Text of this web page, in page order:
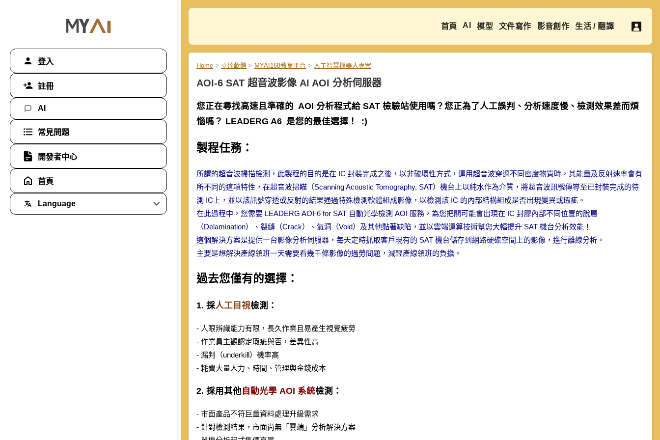
登入
註冊
AI
常見問題
開發者中心
首頁
Language
首頁 AI 模型 文件寫作 影音創作 生活 / 翻譯
Home > 立達軟體 > MYAI168教育平台 > 人工智慧機器人專案
AOI-6 SAT 超音波影像 AI AOI 分析伺服器
您正在尋找高速且準確的 AOI 分析程式給 SAT 檢驗站使用嗎？您正為了人工誤判、分析速度慢、檢測效果差而煩
惱嗎？ LEADERG A6 是您的最佳選擇！ :)
製程任務：
所謂的超音波掃描檢測，此製程的目的是在 IC 封裝完成之後，以非破壞性方式，運用超音波穿過不同密度物質時，其能量及反射速率會有
所不同的這項特性，在超音波掃瞄（Scanning Acoustic Tomography, SAT）機台上以純水作為介質，將超音波訊號傳導至已封裝完成的待
測 IC上，並以該訊號穿透或反射的結果通過特殊檢測軟體組成影像，以檢測該 IC 的內部結構組成是否出現變異或瑕疵。
在此過程中，您需要 LEADERG AOI-6 for SAT 自動光學檢測 AOI 服務，為您把關可能會出現在 IC 封膠內部不同位置的脫層
（Delamination）、裂縫（Crack）、氣洞（Void）及其他黏著缺陷，並以雲端運算技術幫您大幅提升 SAT 機台分析效能！
這個解決方案是提供一台影像分析伺服器，每天定時抓取客戶現有的 SAT 機台儲存到網路硬碟空間上的影像，進行離線分析。
主要是想解決產線領班一天需要看幾千條影像的過勞問題，減輕產線領班的負擔。
過去您僅有的選擇：
1. 採人工目視檢測：
- 人眼辨識能力有限，長久作業且易產生視覺疲勞
- 作業員主觀認定瑕疵與否，差異性高
- 漏判（underkill）機率高
- 耗費大量人力、時間、管理與金錢成本
2. 採用其他自動光學 AOI 系統檢測：
- 市面產品不符巨量資料處理升級需求
- 針對檢測結果，市面尚無「雲端」分析解決方案